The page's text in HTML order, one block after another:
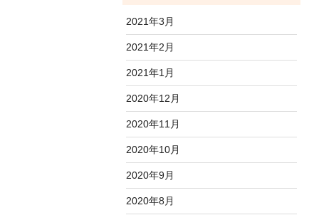
2021年3月
2021年2月
2021年1月
2020年12月
2020年11月
2020年10月
2020年9月
2020年8月